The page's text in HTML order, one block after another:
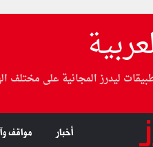
ليدرز المجانية على مختلف
أخبار مواقف